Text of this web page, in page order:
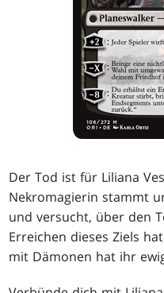
Der Tod ist für Liliana
Nekromagierin stammt
und versucht, über den
Erreichen dieses Ziels
mit Dämonen hat ihr